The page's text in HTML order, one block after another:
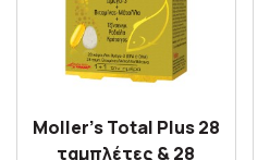
Moller's Total Plus 28
ταμπλέτες & 28